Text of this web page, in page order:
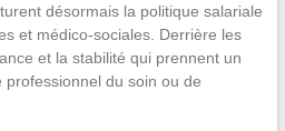
désormais la politique salariale
et médico-sociales. Derrière les
et la stabilité qui prennent un
du soin ou de